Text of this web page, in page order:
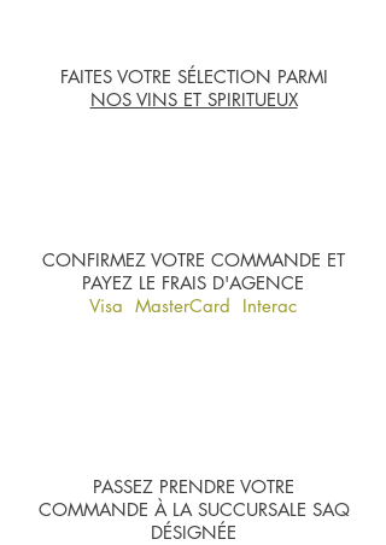
FAITES VOTRE SÉLECTION PARMI
NOS VINS ET SPIRITUEUX
CONFIRMEZ VOTRE COMMANDE ET
PAYEZ LE FRAIS D'AGENCE
Visa MasterCard Interac
PASSEZ PRENDRE VOTRE
COMMANDE À LA SUCCURSALE SAQ
DÉSIGNÉE